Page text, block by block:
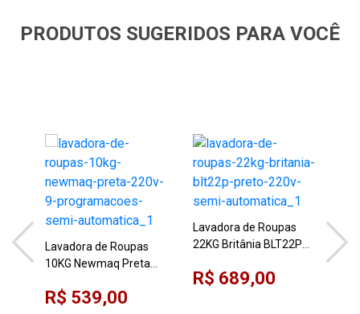
PRODUTOS SUGERIDOS PARA VOCÊ
Lavadora de Roupas
10KG Newmaq Preta
Semi-automática
R$ 539,00
Lavadora de Roupas
22KG Britânia BLT22P
Automática
R$ 689,00